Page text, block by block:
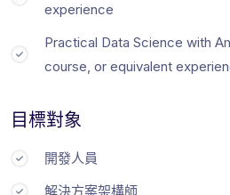
experience
Practical Data Science with
course, or equivalent
目標對象
開發人員
解決方案架構師